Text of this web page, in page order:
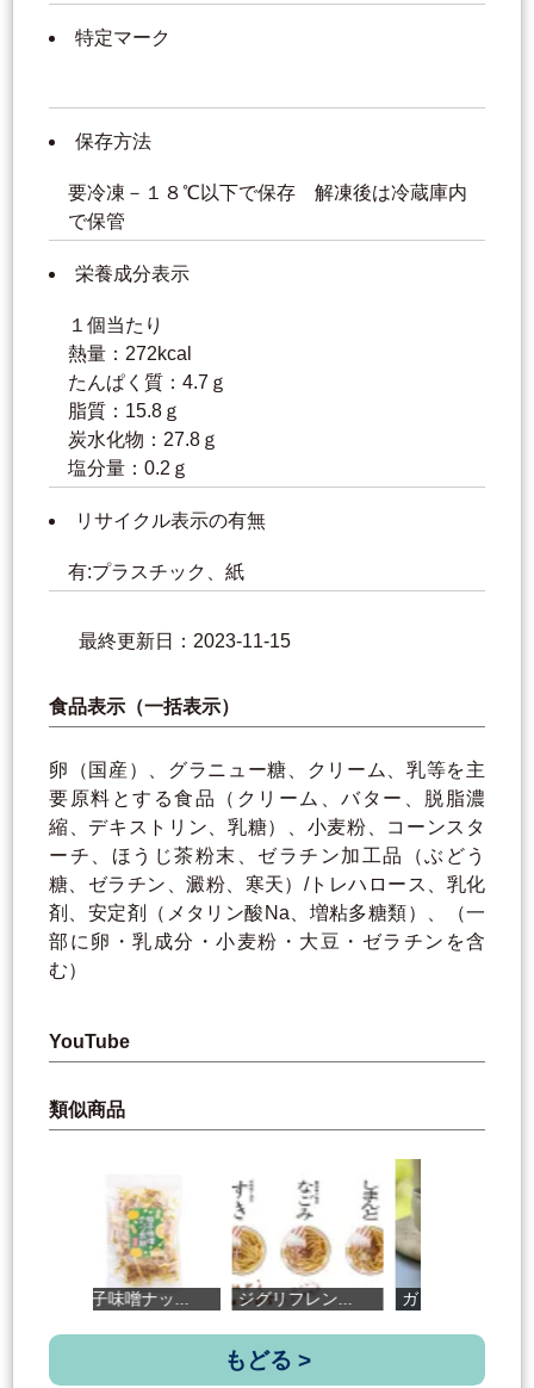
特定マーク
保存方法
要冷凍－１８℃以下で保存 解凍後は冷蔵庫内
で保管
栄養成分表示
１個当たり
熱量：272kcal
たんぱく質：4.7ｇ
脂質：15.8ｇ
炭水化物：27.8ｇ
塩分量：0.2ｇ
リサイクル表示の有無
有:プラスチック、紙
最終更新日：2023-11-15
食品表示（一括表示）
卵（国産）、グラニュー糖、クリーム、乳等を主
要原料とする食品（クリーム、バター、脱脂濃
縮、デキストリン、乳糖）、小麦粉、コーンスタ
ーチ、ほうじ茶粉末、ゼラチン加工品（ぶどう
糖、ゼラチン、澱粉、寒天）/トレハロース、乳化
剤、安定剤（メタリン酸Na、増粘多糖類）、（一
部に卵・乳成分・小麦粉・大豆・ゼラチンを含
む）
YouTube
類似商品
柚子味噌ナッ... ジグリフレン... ガリッとショ...
もどる >